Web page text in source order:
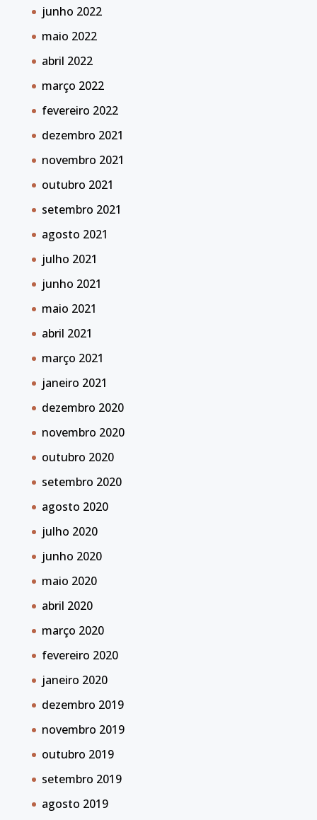
junho 2022
maio 2022
abril 2022
março 2022
fevereiro 2022
dezembro 2021
novembro 2021
outubro 2021
setembro 2021
agosto 2021
julho 2021
junho 2021
maio 2021
abril 2021
março 2021
janeiro 2021
dezembro 2020
novembro 2020
outubro 2020
setembro 2020
agosto 2020
julho 2020
junho 2020
maio 2020
abril 2020
março 2020
fevereiro 2020
janeiro 2020
dezembro 2019
novembro 2019
outubro 2019
setembro 2019
agosto 2019